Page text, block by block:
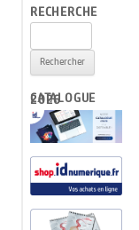
RECHERCHE
CATALOGUE 2026